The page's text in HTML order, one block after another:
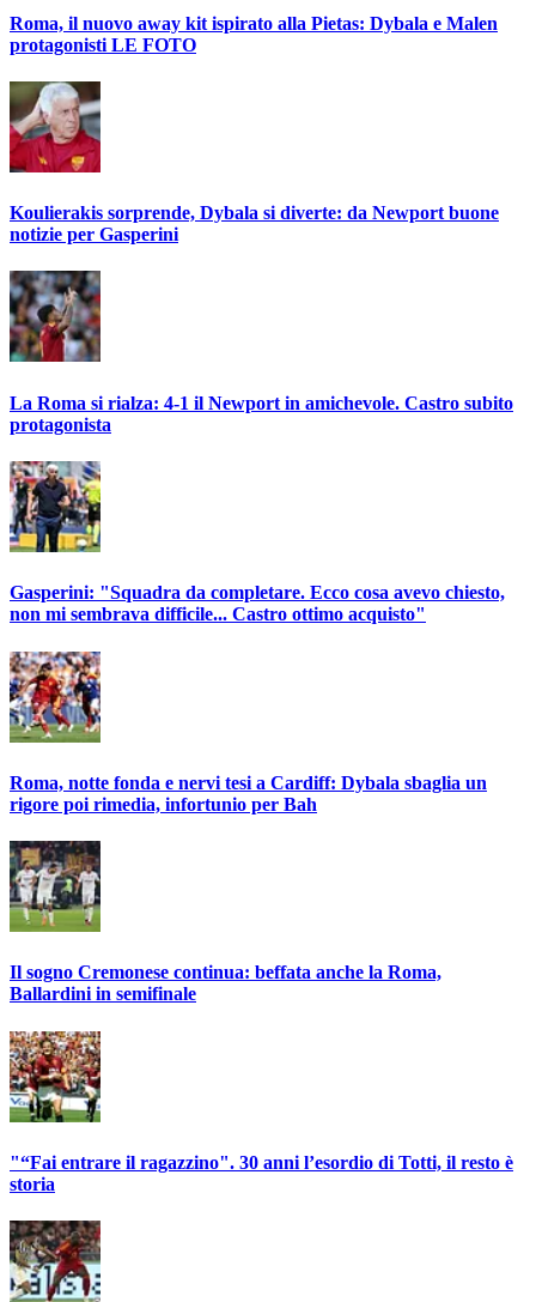
Roma, il nuovo away kit ispirato alla Pietas: Dybala e Malen
protagonisti LE FOTO
Koulierakis sorprende, Dybala si diverte: da Newport buone
notizie per Gasperini
La Roma si rialza: 4-1 il Newport in amichevole. Castro subito
protagonista
Gasperini: "Squadra da completare. Ecco cosa avevo chiesto,
non mi sembrava difficile... Castro ottimo acquisto"
Roma, notte fonda e nervi tesi a Cardiff: Dybala sbaglia un
rigore poi rimedia, infortunio per Bah
Il sogno Cremonese continua: beffata anche la Roma,
Ballardini in semifinale
"“Fai entrare il ragazzino". 30 anni l’esordio di Totti, il resto è
storia